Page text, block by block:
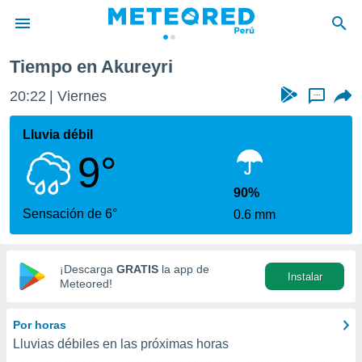
de
ha sido
para
que se
calidad.
a este
las
y
digital
basada
Tiempo en Akureyri
20:22 Viernes ...
Lluvia débil
9°
Sensación de 6°
90%
0.6 mm
¡Descarga GRATIS la app de
Meteored!
Instalar
Por horas
Lluvias débiles en las próximas horas